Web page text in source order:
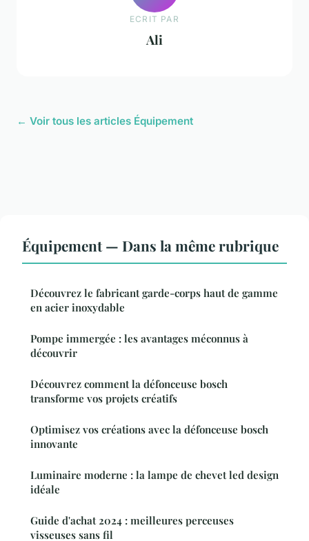
ECRIT PAR
Ali
← Voir tous les articles Équipement
Équipement — Dans la même rubrique
Découvrez le fabricant garde-corps haut de gamme
en acier inoxydable
Pompe immergée : les avantages méconnus à
découvrir
Découvrez comment la défonceuse bosch
transforme vos projets créatifs
Optimisez vos créations avec la défonceuse bosch
innovante
Luminaire moderne : la lampe de chevet led design
idéale
Guide d'achat 2024 : meilleures perceuses
visseuses sans fil